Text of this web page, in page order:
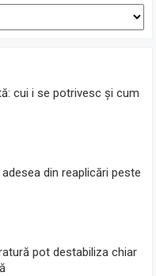
cui i se potrivesc și cum
din reaplicări peste
pot destabiliza chiar